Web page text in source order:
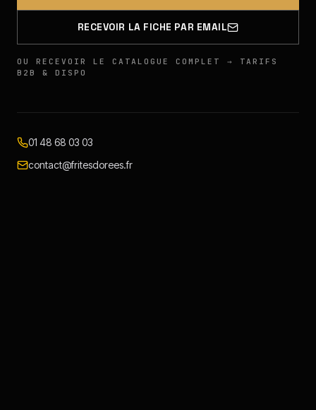
RECEVOIR LA FICHE PAR EMAIL
OU RECEVOIR LE CATALOGUE COMPLET → TARIFS
B2B & DISPO
01 48 68 03 03
contact@fritesdorees.fr